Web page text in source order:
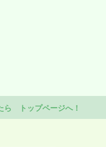
ら トップページへ！